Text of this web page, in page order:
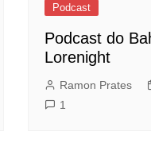
Podcast
Podcast do
Lorenight
Ramon Prates
1